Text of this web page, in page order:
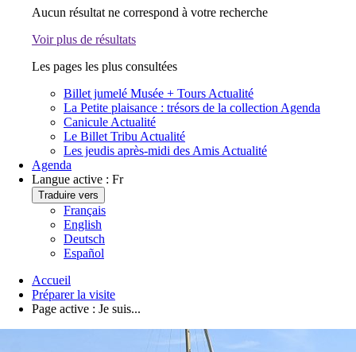
Aucun résultat ne correspond à votre recherche
Voir plus de résultats
Les pages les plus consultées
Billet jumelé Musée + Tours Actualité
La Petite plaisance : trésors de la collection Agenda
Canicule Actualité
Le Billet Tribu Actualité
Les jeudis après-midi des Amis Actualité
Agenda
Langue active : Fr
Traduire vers
Français
English
Deutsch
Español
Accueil
Préparer la visite
Page active : Je suis...